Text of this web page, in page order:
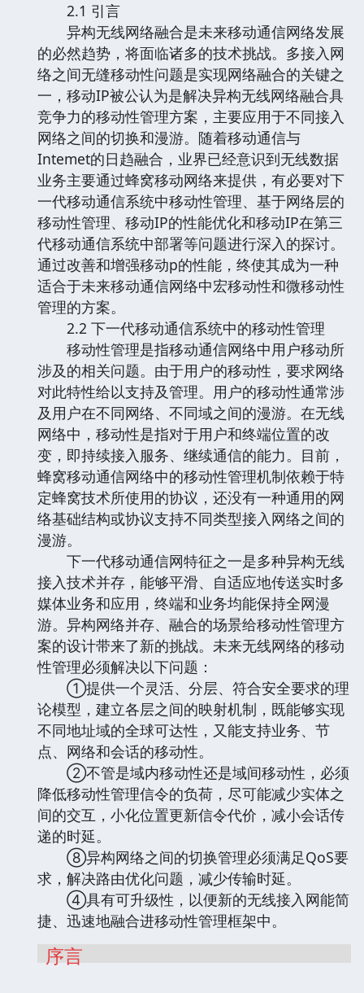
2.1 引言
异构无线网络融合是未来移动通信网络发展
的必然趋势，将面临诸多的技术挑战。多接入网
络之间无缝移动性问题是实现网络融合的关键之
一，移动IP被公认为是解决异构无线网络融合具
竞争力的移动性管理方案，主要应用于不同接入
网络之间的切换和漫游。随着移动通信与
Intemet的日趋融合，业界已经意识到无线数据
业务主要通过蜂窝移动网络来提供，有必要对下
一代移动通信系统中移动性管理、基于网络层的
移动性管理、移动IP的性能优化和移动IP在第三
代移动通信系统中部署等问题进行深入的探讨。
通过改善和增强移动p的性能，终使其成为一种
适合于未来移动通信网络中宏移动性和微移动性
管理的方案。
2.2 下一代移动通信系统中的移动性管理
移动性管理是指移动通信网络中用户移动所
涉及的相关问题。由于用户的移动性，要求网络
对此特性给以支持及管理。用户的移动性通常涉
及用户在不同网络、不同域之间的漫游。在无线
网络中，移动性是指对于用户和终端位置的改
变，即持续接入服务、继续通信的能力。目前，
蜂窝移动通信网络中的移动性管理机制依赖于特
定蜂窝技术所使用的协议，还没有一种通用的网
络基础结构或协议支持不同类型接入网络之间的
漫游。
下一代移动通信网特征之一是多种异构无线
接入技术并存，能够平滑、自适应地传送实时多
媒体业务和应用，终端和业务均能保持全网漫
游。异构网络并存、融合的场景给移动性管理方
案的设计带来了新的挑战。未来无线网络的移动
性管理必须解决以下问题：
①提供一个灵活、分层、符合安全要求的理
论模型，建立各层之间的映射机制，既能够实现
不同地址域的全球可达性，又能支持业务、节
点、网络和会话的移动性。
②不管是域内移动性还是域间移动性，必须
降低移动性管理信令的负荷，尽可能减少实体之
间的交互，小化位置更新信令代价，减小会话传
递的时延。
⑧异构网络之间的切换管理必须满足QoS要
求，解决路由优化问题，减少传输时延。
④具有可升级性，以便新的无线接入网能简
捷、迅速地融合进移动性管理框架中。
序言